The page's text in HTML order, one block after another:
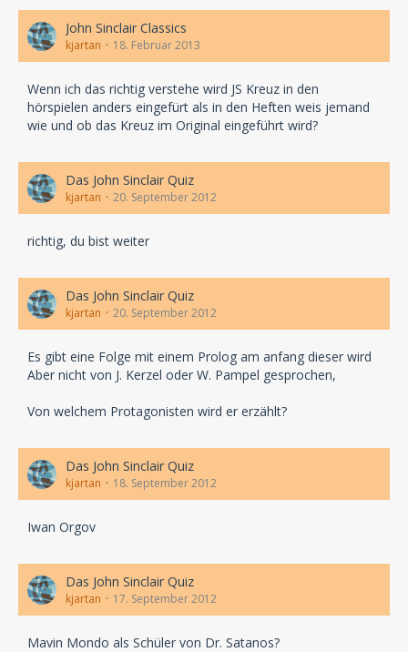
John Sinclair Classics
kjartan 18. Februar 2013
Wenn ich das richtig verstehe wird JS Kreuz in den
hörspielen anders eingefürt als in den Heften weis jemand
wie und ob das Kreuz im Original eingeführt wird?
Das John Sinclair Quiz
kjartan 20. September 2012
richtig, du bist weiter
Das John Sinclair Quiz
kjartan 20. September 2012
Es gibt eine Folge mit einem Prolog am anfang dieser wird
Aber nicht von J. Kerzel oder W. Pampel gesprochen,
Von welchem Protagonisten wird er erzählt?
Das John Sinclair Quiz
kjartan 18. September 2012
Iwan Orgov
Das John Sinclair Quiz
kjartan 17. September 2012
Mavin Mondo als Schüler von Dr. Satanos?